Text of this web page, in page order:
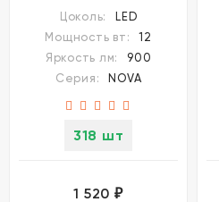
антибликовым
фильтром 12Вт 960Лм
2700;3200;4000К
UGR19 CRI90 36° IP20
Novotech NOVA
Цоколь:
LED
Мощность вт:
12
Яркость лм:
900
Серия:
NOVA
318 шт
1 520 ₽